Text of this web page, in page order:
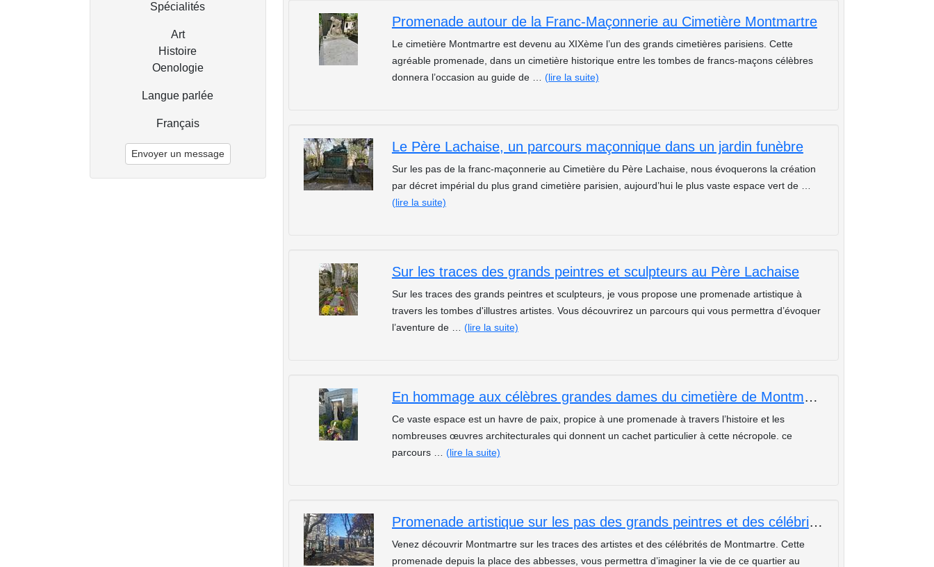
Spécialités
Art
Histoire
Oenologie
Langue parlée
Français
Envoyer un message
Promenade autour de la Franc-Maçonnerie au Cimetière Montmartre
Le cimetière Montmartre est devenu au XIXème l’un des grands cimetières parisiens. Cette
agréable promenade, dans un cimetière historique entre les tombes de francs-maçons célèbres
donnera l’occasion au guide de … (lire la suite)
Le Père Lachaise, un parcours maçonnique dans un jardin funèbre
Sur les pas de la franc-maçonnerie au Cimetière du Père Lachaise, nous évoquerons la création
par décret impérial du plus grand cimetière parisien, aujourd’hui le plus vaste espace vert de …
(lire la suite)
Sur les traces des grands peintres et sculpteurs au Père Lachaise
Sur les traces des grands peintres et sculpteurs, je vous propose une promenade artistique à
travers les tombes d'illustres artistes. Vous découvrirez un parcours qui vous permettra d’évoquer
l’aventure de … (lire la suite)
En hommage aux célèbres grandes dames du cimetière de Montmartre
Ce vaste espace est un havre de paix, propice à une promenade à travers l’histoire et les
nombreuses œuvres architecturales qui donnent un cachet particulier à cette nécropole. ce
parcours … (lire la suite)
Promenade artistique sur les pas des grands peintres et des célébrités de Montmartre
Venez découvrir Montmartre sur les traces des artistes et des célébrités de Montmartre. Cette
promenade depuis la place des abbesses, vous permettra d’imaginer la vie de ce quartier au